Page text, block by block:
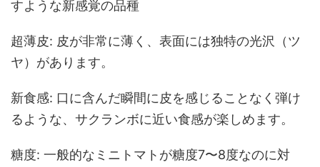
すような新感覚の品種
超薄皮: 皮が非常に薄く、表面には独特の光沢（ツ
ヤ）があります。
新食感: 口に含んだ瞬間に皮を感じることなく弾け
るような、サクランボに近い食感が楽しめます。
糖度: 一般的なミニトマトが糖度7〜8度なのに対